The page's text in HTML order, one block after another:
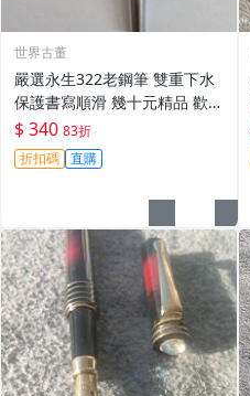
世界古董
嚴選永生322老鋼筆 雙重下水
保護書寫順滑 幾十元精品 歡迎
詳詢 觀賞 永生322 鋼筆 字跡
持久 精密工藝 舒適握感 收藏
推薦
$ 340 83折
折扣碼 直購